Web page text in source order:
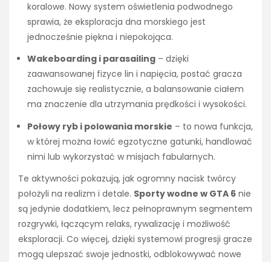
koralowe. Nowy system oświetlenia podwodnego
sprawia, że eksploracja dna morskiego jest
jednocześnie piękna i niepokojąca.
Wakeboarding i parasailing – dzięki
zaawansowanej fizyce lin i napięcia, postać gracza
zachowuje się realistycznie, a balansowanie ciałem
ma znaczenie dla utrzymania prędkości i wysokości.
Połowy ryb i polowania morskie – to nowa funkcja,
w której można łowić egzotyczne gatunki, handlować
nimi lub wykorzystać w misjach fabularnych.
Te aktywności pokazują, jak ogromny nacisk twórcy
położyli na realizm i detale. Sporty wodne w GTA 6 nie
są jedynie dodatkiem, lecz pełnoprawnym segmentem
rozgrywki, łączącym relaks, rywalizację i możliwość
eksploracji. Co więcej, dzięki systemowi progresji gracze
mogą ulepszać swoje jednostki, odblokowywać nowe